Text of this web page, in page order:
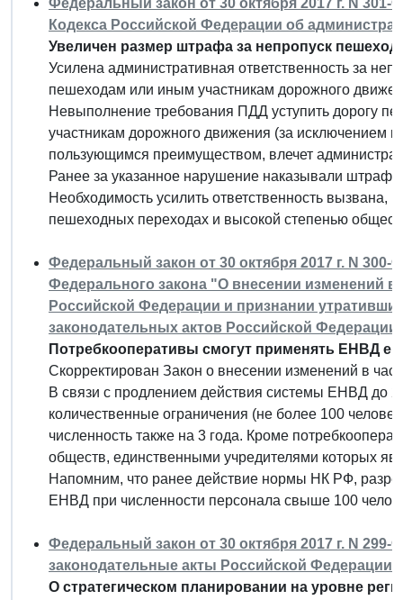
Федеральный закон от 30 октября 2017 г. N
Кодекса Российской Федерации об
Увеличен размер штрафа за непропуск
Усилена административная ответственность за
пешеходам или иным участникам дорожного
Невыполнение требования ПДД уступить дорогу
участникам дорожного движения (за исключением
пользующимся преимуществом, влечет
Ранее за указанное нарушение наказывали
Необходимость усилить ответственность вызвана,
пешеходных переходах и высокой степенью
Федеральный закон от 30 октября 2017 г. N
Федерального закона "О внесении изменений в
Российской Федерации и признании
законодательных актов Российской
Потребкооперативы смогут применять ЕНВД
Скорректирован Закон о внесении изменений в
В связи с продлением действия системы ЕНВД до
количественные ограничения (не более 100
численность также на 3 года. Кроме
обществ, единственными учредителями которых
Напомним, что ранее действие нормы НК РФ,
ЕНВД при численности персонала свыше 100
Федеральный закон от 30 октября 2017 г. N
законодательные акты Российской Федерации"
О стратегическом планировании на уровне